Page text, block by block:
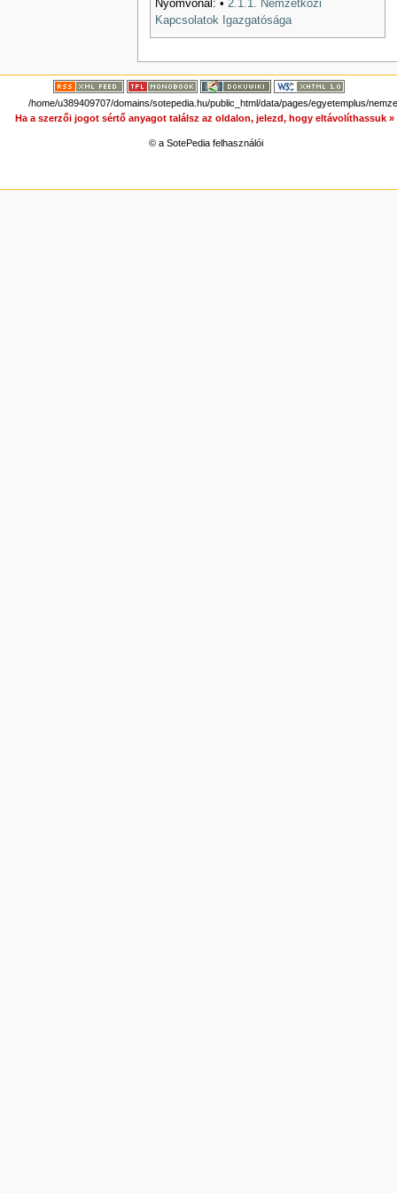
Nyomvonal: • 2.1.1. Nemzetközi
Kapcsolatok Igazgatósága
/home/u389409707/domains/sotepedia.hu/public_html/data/pages/egyetemplus/
Ha a szerzői jogot sértő anyagot találsz az oldalon, jelezd, hogy eltávolíthassuk »
© a SotePedia felhasználói